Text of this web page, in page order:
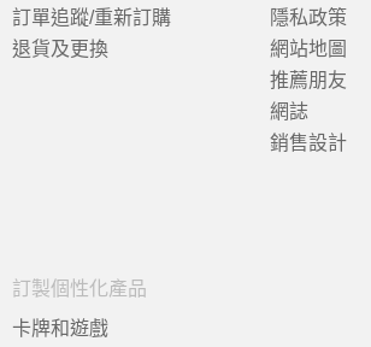
訂單追蹤/重新訂購
退貨及更換
隱私政策
網站地圖
推薦朋友
網誌
銷售設計
訂製個性化產品
卡牌和遊戲